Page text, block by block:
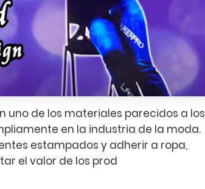
uno de los materiales parecidos a los
en la industria de la moda.
estampados y adherir a ropa,
el valor de los prod